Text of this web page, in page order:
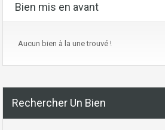
Bien mis en avant
Aucun bien à la une trouvé !
Rechercher Un Bien